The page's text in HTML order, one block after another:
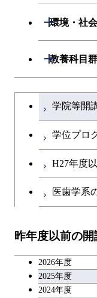
専
専
生開閉
環境・社
開閉
建
開閉
開閉
イ
技
開閉
専
教養科目群
開閉
文
英
第
キ
大学院課程を切り替え
学院等開
学位プロ
H27年度
医歯学系
昨年度以前の開
2026年度
2025年度
2024年度